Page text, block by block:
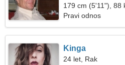
179 cm (5'11"), 88
Pravi odnos
Kinga
24 let, Rak